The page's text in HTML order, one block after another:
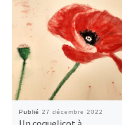
Publié 27 décembre 2022